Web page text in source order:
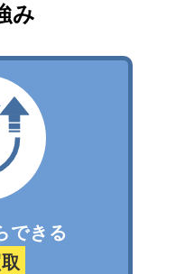
み
できる